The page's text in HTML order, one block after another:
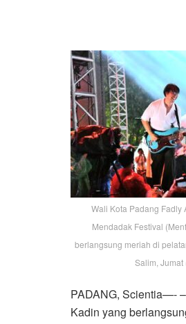
Wali Kota Padang Fadly
Mendadak Festival
berlangsung meriah di
Salim, Jumat
PADANG, Scientia—-
Kadin yang